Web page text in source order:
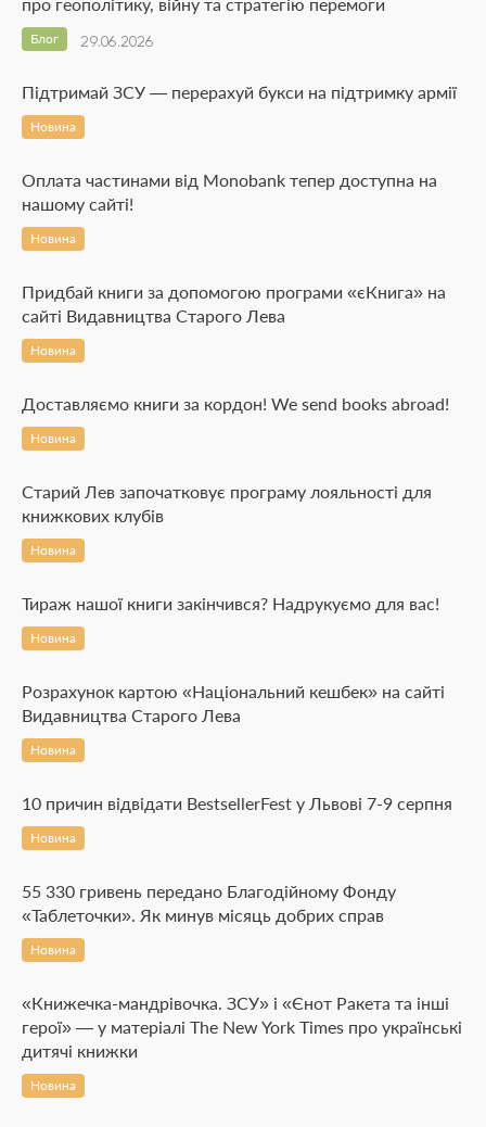
про геополітику, війну та стратегію перемоги
29.06.2026
Блог
Підтримай ЗСУ — перерахуй букси на підтримку армії
Новина
Оплата частинами від Monobank тепер доступна на
нашому сайті!
Новина
Придбай книги за допомогою програми «єКнига» на
сайті Видавництва Старого Лева
Новина
Доставляємо книги за кордон! We send books abroad!
Новина
Старий Лев започатковує програму лояльності для
книжкових клубів
Новина
Тираж нашої книги закінчився? Надрукуємо для вас!
Новина
Розрахунок картою «Національний кешбек» на сайті
Видавництва Старого Лева
Новина
10 причин відвідати BestsellerFest у Львові 7-9 серпня
Новина
55 330 гривень передано Благодійному Фонду
«Таблеточки». Як минув місяць добрих справ
Новина
«Книжечка-мандрівочка. ЗСУ» і «Єнот Ракета та інші
герої» — у матеріалі The New York Times про українські
дитячі книжки
Новина